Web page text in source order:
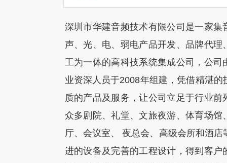
深圳市华建音频技术有限公司是一家集
声、光、电、弱电产品开发、品牌代理
工为一体的高科技系统集成公司，公司
业资深人员于2008年组建，凭借精湛的
质的产品及服务，让公司立足于行业前
众多剧院、礼堂、文旅夜游、体育场馆
厅、会议室、 夜总会、高级会所和酒店
进的设备及完善的工程设计，得到客户